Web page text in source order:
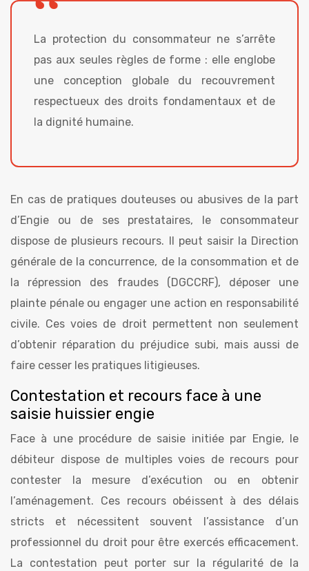
La protection du consommateur ne s’arrête
pas aux seules règles de forme : elle englobe
une conception globale du recouvrement
respectueux des droits fondamentaux et de
la dignité humaine.
En cas de pratiques douteuses ou abusives de la part
d’Engie ou de ses prestataires, le consommateur
dispose de plusieurs recours. Il peut saisir la Direction
générale de la concurrence, de la consommation et de
la répression des fraudes (DGCCRF), déposer une
plainte pénale ou engager une action en responsabilité
civile. Ces voies de droit permettent non seulement
d’obtenir réparation du préjudice subi, mais aussi de
faire cesser les pratiques litigieuses.
Contestation et recours face à une
saisie huissier engie
Face à une procédure de saisie initiée par Engie, le
débiteur dispose de multiples voies de recours pour
contester la mesure d’exécution ou en obtenir
l’aménagement. Ces recours obéissent à des délais
stricts et nécessitent souvent l’assistance d’un
professionnel du droit pour être exercés efficacement.
La contestation peut porter sur la régularité de la